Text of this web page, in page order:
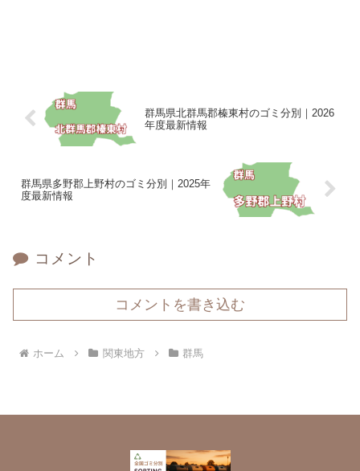
群馬県北群馬郡榛東村のゴミ分別｜2026
年度最新情報
群馬県多野郡上野村のゴミ分別｜2025年
度最新情報
コメント
コメントを書き込む
ホーム 関東地方 群馬